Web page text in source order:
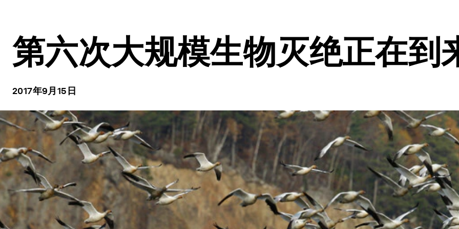
第六次大规模生物灭绝正在到
2017年9月15日